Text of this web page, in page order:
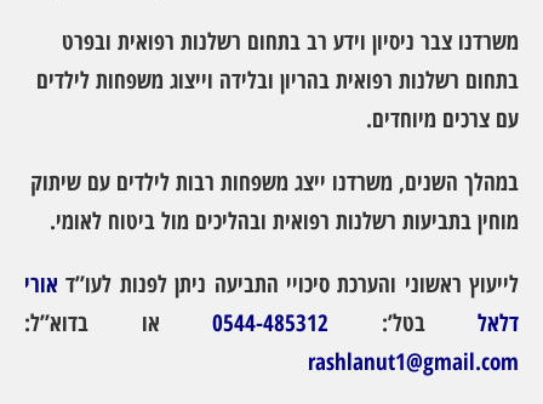
משרדנו צבר ניסיון וידע רב בתחום רשלנות רפואית ובפרט
בתחום רשלנות רפואית בהריון ובלידה וייצוג משפחות לילדים
עם צרכים מיוחדים.
במהלך השנים, משרדנו ייצג משפחות רבות לילדים עם שיתוק
מוחין בתביעות רשלנות רפואית ובהליכים מול ביטוח לאומי.
לייעוץ ראשוני והערכת סיכויי התביעה ניתן לפנות לעו”ד אורי
דלאל בטל’: 0544-485312 או בדוא”ל:
rashlanut1@gmail.com